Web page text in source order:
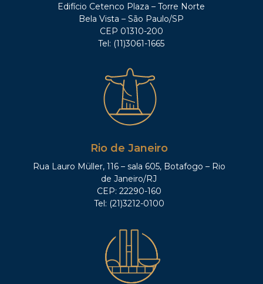
Edifício Cetenco Plaza – Torre Norte
Bela Vista – São Paulo/SP
CEP 01310-200
Tel: (11)3061-1665
Rio de Janeiro
Rua Lauro Müller, 116 – sala 605, Botafogo – Rio
de Janeiro/RJ
CEP: 22290-160
Tel: (21)3212-0100